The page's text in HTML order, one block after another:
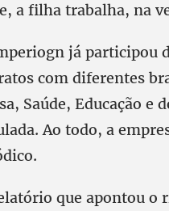
a filha trabalha, na
já participou
com diferentes
Saúde, Educação e
Ao todo, a
que apontou o